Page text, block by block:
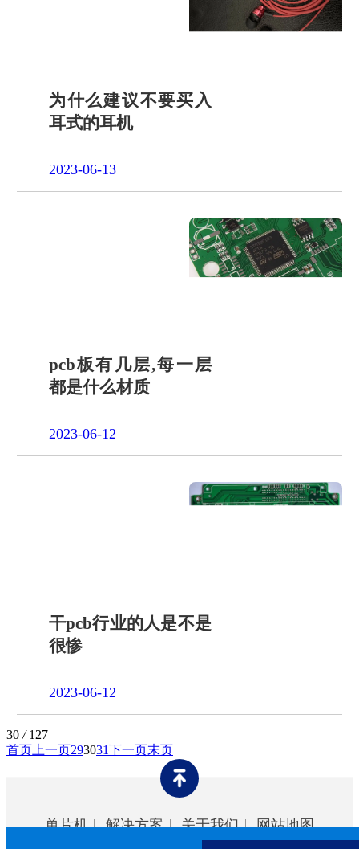
为什么建议不要买入
耳式的耳机
2023-06-13
pcb板有几层,每一层
都是什么材质
2023-06-12
干pcb行业的人是不是
很惨
2023-06-12
30 / 127
首页 上一页293031下一页末页
单片机 解决方案 关于我们 网站地图